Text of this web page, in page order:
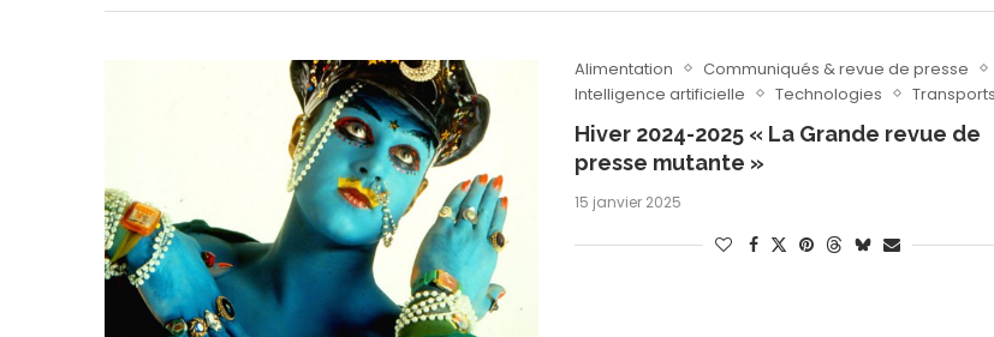
Alimentation
Communiqués & revue de presse
Intelligence artificielle
Technologies Transports
Hiver 2024-2025 « La Grande revue de
presse mutante »
15 janvier 2025